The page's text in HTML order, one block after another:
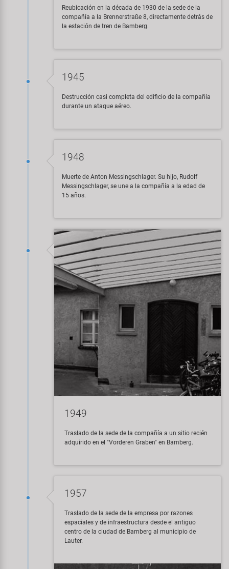
Reubicación en la década de 1930 de la sede de la
compañía a la Brennerstraße 8, directamente detrás de
la estación de tren de Bamberg.
1945
Destrucción casi completa del edificio de la compañía
durante un ataque aéreo.
1948
Muerte de Anton Messingschlager. Su hijo, Rudolf
Messingschlager, se une a la compañía a la edad de
15 años.
1949
Traslado de la sede de la compañía a un sitio recién
adquirido en el "Vorderen Graben" en Bamberg.
1957
Traslado de la sede de la empresa por razones
espaciales y de infraestructura desde el antiguo
centro de la ciudad de Bamberg al municipio de
Lauter.